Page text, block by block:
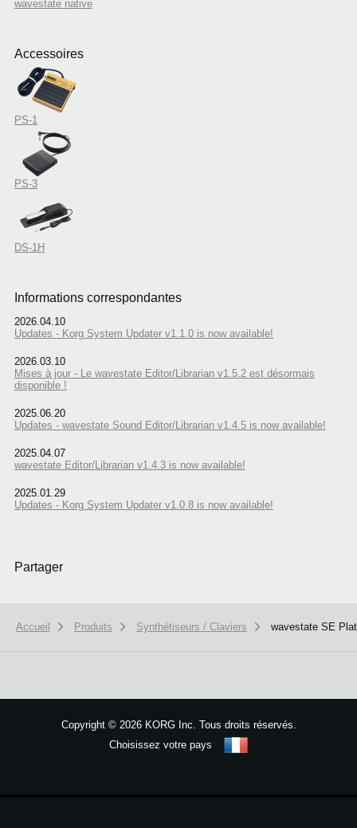
wavestate native
Accessoires
PS-1
PS-3
DS-1H
Informations correspondantes
2026.04.10
Updates - Korg System Updater v1.1.0 is now available!
2026.03.10
Mises à jour - Le wavestate Editor/Librarian v1.5.2 est désormais
disponible !
2025.06.20
Updates - wavestate Sound Editor/Librarian v1.4.5 is now available!
2025.04.07
wavestate Editor/Librarian v1.4.3 is now available!
2025.01.29
Updates - Korg System Updater v1.0.8 is now available!
Partager
Accueil Produits Synthétiseurs / Claviers wavestate SE
Copyright ©2026 KORG Inc. Tous droits réservés.
Choisissez votre pays